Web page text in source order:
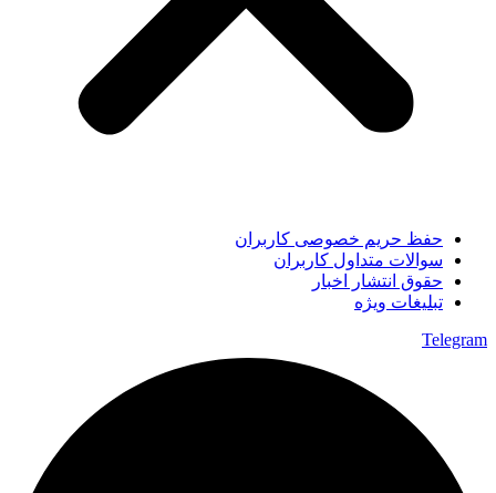
حفظ حریم خصوصی کاربران
سوالات متداول کاربران
حقوق انتشار اخبار
تبلیغات ویژه
Telegram